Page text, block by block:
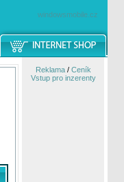
windowsmobile.cz
Reklama/ Ceník
Vstup pro inzerenty